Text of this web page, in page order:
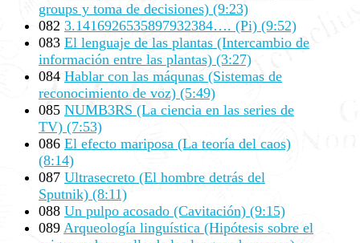
groups y toma de decisiones) (9:23)
082 3.1416926535897932384…. (Pi) (9:52)
083 El lenguaje de las plantas (Intercambio de
información entre las plantas) (3:27)
084 Hablar con las máqunas (Sistemas de
reconocimiento de voz) (5:49)
085 NUMB3RS (La ciencia en las series de
TV) (7:53)
086 El efecto mariposa (La teoría del caos)
(8:14)
087 Ultrasecreto (El hombre detrás del
Sputnik) (8:11)
088 Un pulpo acosado (Cavitación) (9:15)
089 Arqueología linguística (Hipótesis sobre el